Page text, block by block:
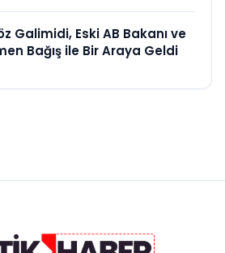
Galimidi, Eski AB Bakanı ve
Bağış ile Bir Araya Geldi